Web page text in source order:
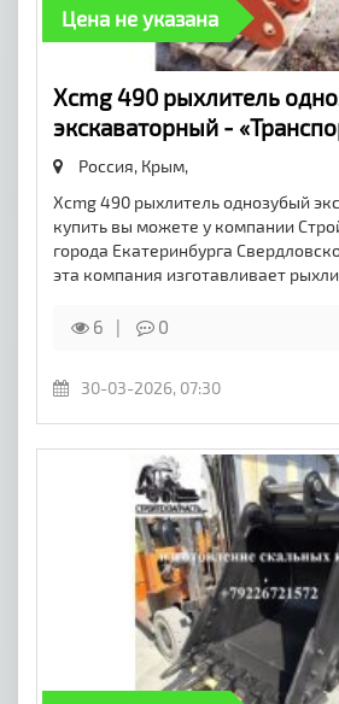
Цена не указана
Xcmg 490 рыхлитель
экскаваторный -
Россия, Крым,
Xcmg 490 рыхлитель однозубый
купить вы можете у компании
города Екатеринбурга
эта компания изготавливает
6 0
30-03-2026, 07:30